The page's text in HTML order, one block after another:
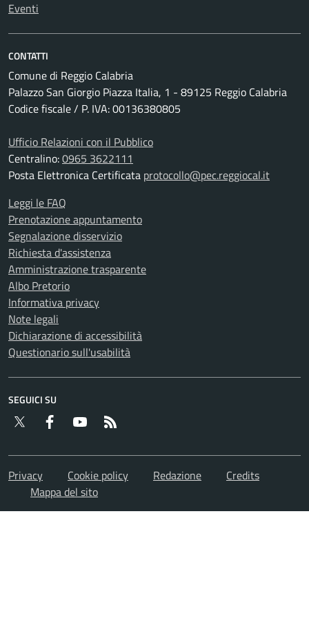
Eventi
CONTATTI
Comune di Reggio Calabria
Palazzo San Giorgio Piazza Italia, 1 - 89125 Reggio Calabria
Codice fiscale / P. IVA: 00136380805
Ufficio Relazioni con il Pubblico
Centralino:0965 3622111
Posta Elettronica Certificata protocollo@pec.reggiocal.it
Leggi le FAQ
Prenotazione appuntamento
Segnalazione disservizio
Richiesta d'assistenza
Amministrazione trasparente
Albo Pretorio
Informativa privacy
Note legali
Dichiarazione di accessibilità
Questionario sull'usabilità
SEGUICI SU
Twitter Facebook YouTube
Privacy Cookie policy Redazione
Credits
Mappa del sito